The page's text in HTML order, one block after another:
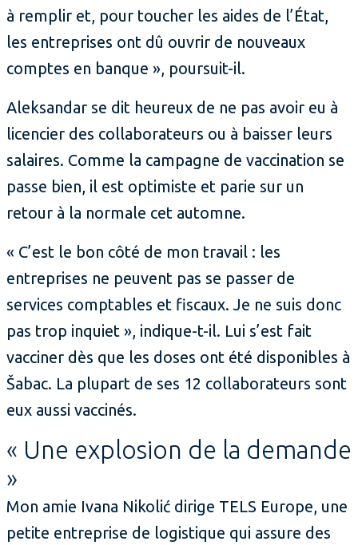
à remplir et, pour toucher les aides de l’État,
les entreprises ont dû ouvrir de nouveaux
comptes en banque », poursuit-il.
Aleksandar se dit heureux de ne pas avoir eu à
licencier des collaborateurs ou à baisser leurs
salaires. Comme la campagne de vaccination se
passe bien, il est optimiste et parie sur un
retour à la normale cet automne.
« C’est le bon côté de mon travail : les
entreprises ne peuvent pas se passer de
services comptables et fiscaux. Je ne suis donc
pas trop inquiet », indique-t-il. Lui s’est fait
vacciner dès que les doses ont été disponibles à
Šabac. La plupart de ses 12 collaborateurs sont
eux aussi vaccinés.
« Une explosion de la demande
»
Mon amie Ivana Nikolić dirige TELS Europe, une
petite entreprise de logistique qui assure des